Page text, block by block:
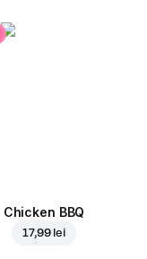
Chicken BBQ
17,99 lei